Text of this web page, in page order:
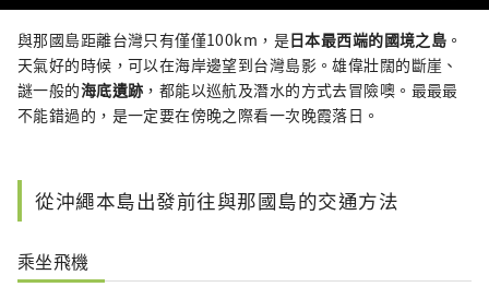
與那國島距離台灣只有僅僅100km，是日本最西端的國境之島 。
天氣好的時候，可以在海岸邊望到台灣島影。雄偉壯闊的斷崖、
謎一般的海底遺跡 ，都能以巡航及潛水的方式去冒險噢。最最最
不能錯過的，是一定要在傍晚之際看一次晚霞落日。
從沖繩本島出發前往與那國島的交通方法
乘坐飛機